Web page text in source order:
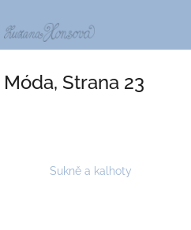
na
obsah
Móda, Strana 23
Sukně a kalhoty